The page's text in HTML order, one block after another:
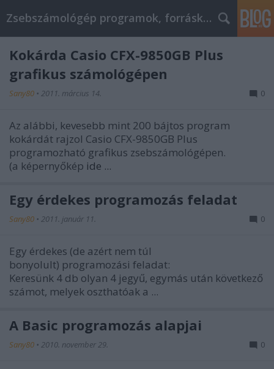
Zsebszámológép programok, forráskódok, hírek
Kokárda Casio CFX-9850GB Plus
grafikus számológépen
Sany80 • 2011. március 14. 0
Az alábbi, kevesebb mint 200 bájtos program
kokárdát rajzol Casio CFX-9850GB Plus
programozható grafikus zsebszámológépen.
(a képernyőkép ide ...
Egy érdekes programozás feladat
Sany80 • 2011. január 11. 0
Egy érdekes (de azért nem túl
bonyolult) programozási feladat:
Keresünk 4 db olyan 4 jegyű, egymás után következő
számot, melyek oszthatóak a ...
A Basic programozás alapjai
Sany80 • 2010. november 29. 0